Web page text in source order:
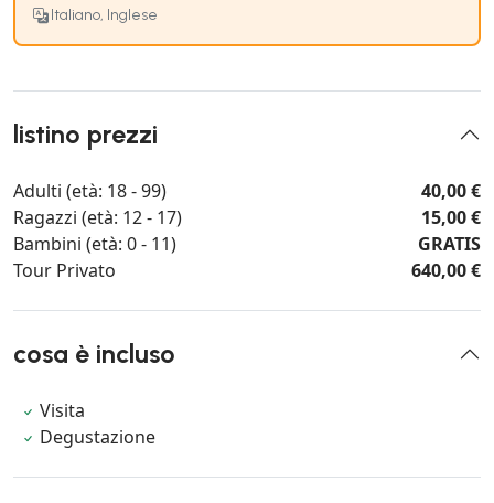
Italiano, Inglese
listino prezzi
Adulti (età: 18 - 99)
40,00 €
Ragazzi (età: 12 - 17)
15,00 €
Bambini (età: 0 - 11)
GRATIS
Tour Privato
640,00 €
cosa è incluso
Visita
Degustazione